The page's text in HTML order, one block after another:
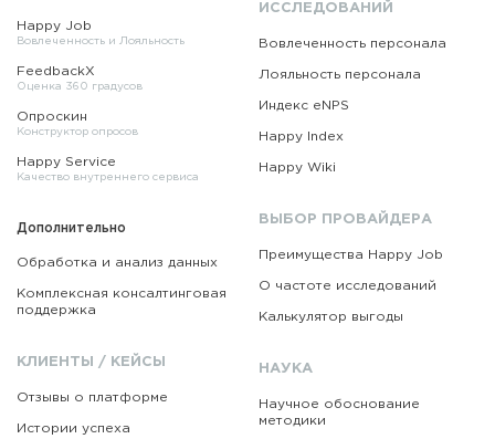
Happy Job
Вовлеченность и Лояльность
FeedbackX
Оценка 360 градусов
Опроскин
Конструктор опросов
Happy Service
Качество внутреннего сервиса
Дополнительно
Обработка и анализ данных
Комплексная консалтинговая
поддержка
КЛИЕНТЫ / КЕЙСЫ
Отзывы о платформе
Истории успеха
ИССЛЕДОВАНИЙ
Вовлеченность персонала
Лояльность персонала
Индекс eNPS
Happy Index
Happy Wiki
ВЫБОР ПРОВАЙДЕРА
Преимущества Happy Job
О частоте исследований
Калькулятор выгоды
НАУКА
Научное обоснование
методики